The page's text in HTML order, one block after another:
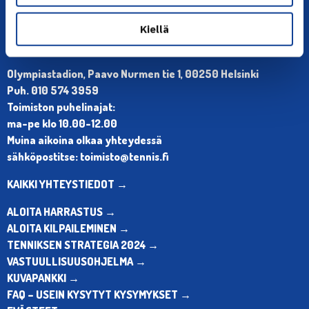
Kiellä
YHTEYSTIEDOT
Olympiastadion, Paavo Nurmen tie 1, 00250 Helsinki
Puh. 010 574 3959
Toimiston puhelinajat:
ma-pe klo 10.00-12.00
Muina aikoina olkaa yhteydessä
sähköpostitse: toimisto@tennis.fi
KAIKKI YHTEYSTIEDOT →
ALOITA HARRASTUS →
ALOITA KILPAILEMINEN →
TENNIKSEN STRATEGIA 2024 →
VASTUULLISUUSOHJELMA →
KUVAPANKKI →
FAQ – USEIN KYSYTYT KYSYMYKSET →